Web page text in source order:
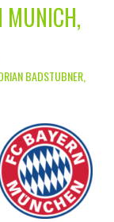
MUNICH,
BADSTUBNER,